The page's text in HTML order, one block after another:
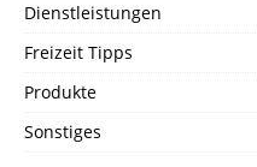
Dienstleistungen
Freizeit Tipps
Produkte
Sonstiges